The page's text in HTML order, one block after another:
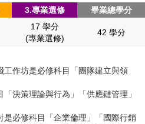
3.專業選修
畢業總學分
17 學分
(專業選修)
42 學分
作坊是必修科目「團隊建立與領
決策理論與行為」「供應鏈管理」
必修科目「企業倫理」「國際行銷